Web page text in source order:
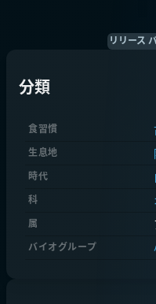
リリース
分類
食習慣
生息地
時代
科
属
バイオグループ